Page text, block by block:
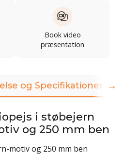
Book video
præsentation
og Specifikationer
i støbejern
og 250 mm ben
motiv og 250 mm ben
→